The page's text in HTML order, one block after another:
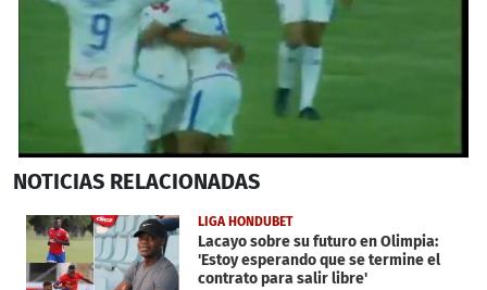
seconds
2
minutes,
seconds
NOTICIAS RELACIONADAS
LIGA HONDUBET
Lacayo sobre su futuro en Olimpia:
'Estoy esperando que se termine el
contrato para salir libre'